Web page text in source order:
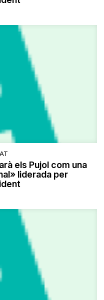
els Pujol com una
liderada per